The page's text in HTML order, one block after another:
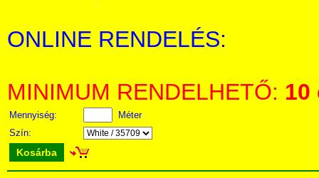
ONLINE RENDELÉS:
MINIMUM RENDELHETŐ: 10
Mennyiség:
Méter
Szín:
Kosárba